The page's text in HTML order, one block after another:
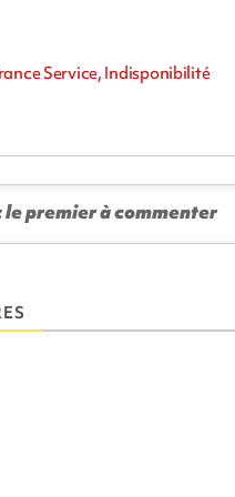
Service, Indisponibilité